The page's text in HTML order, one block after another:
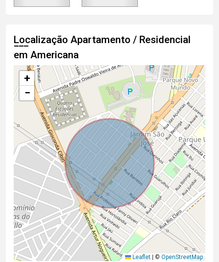
Localização Apartamento / Residencial
em Americana
+
−
Leaflet © OpenStreetMap